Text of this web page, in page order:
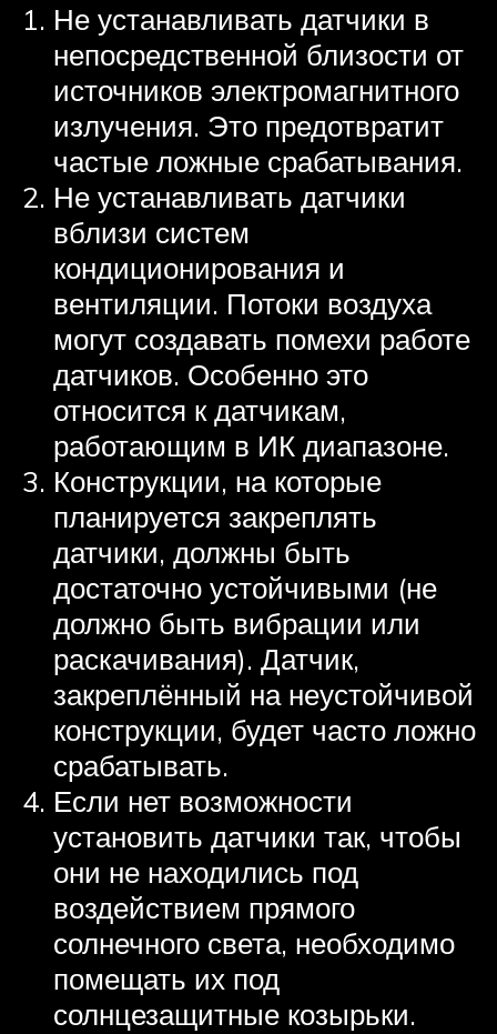
Не устанавливать датчики в
непосредственной близости от
источников электромагнитного
излучения. Это предотвратит
частые ложные срабатывания.
Не устанавливать датчики
вблизи систем
кондиционирования и
вентиляции. Потоки воздуха
могут создавать помехи работе
датчиков. Особенно это
относится к датчикам,
работающим в ИК диапазоне.
Конструкции, на которые
планируется закреплять
датчики, должны быть
достаточно устойчивыми (не
должно быть вибрации или
раскачивания). Датчик,
закреплённый на неустойчивой
конструкции, будет часто ложно
срабатывать.
Если нет возможности
установить датчики так, чтобы
они не находились под
воздействием прямого
солнечного света, необходимо
помещать их под
солнцезащитные козырьки.